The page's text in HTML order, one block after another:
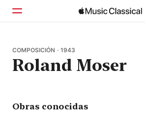
Inicio
Explorar
COMPOSICIÓN · 1943
Roland Moser
Obras conocidas